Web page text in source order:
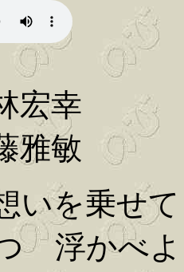
宏幸
雅敏
を乗せて
浮かべ